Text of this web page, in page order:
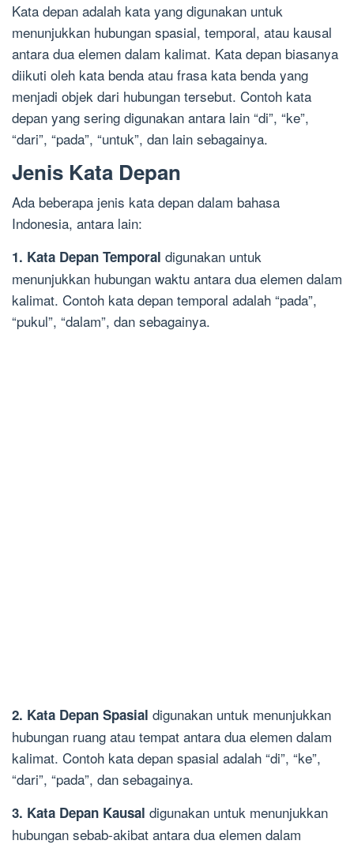
Kata depan adalah kata yang digunakan untuk
menunjukkan hubungan spasial, temporal, atau kausal
antara dua elemen dalam kalimat. Kata depan biasanya
diikuti oleh kata benda atau frasa kata benda yang
menjadi objek dari hubungan tersebut. Contoh kata
depan yang sering digunakan antara lain “di”, “ke”,
“dari”, “pada”, “untuk”, dan lain sebagainya.
Jenis Kata Depan
Ada beberapa jenis kata depan dalam bahasa
Indonesia, antara lain:
1. Kata Depan Temporal digunakan untuk
menunjukkan hubungan waktu antara dua elemen dalam
kalimat. Contoh kata depan temporal adalah “pada”,
“pukul”, “dalam”, dan sebagainya.
2. Kata Depan Spasial digunakan untuk menunjukkan
hubungan ruang atau tempat antara dua elemen dalam
kalimat. Contoh kata depan spasial adalah “di”, “ke”,
“dari”, “pada”, dan sebagainya.
3. Kata Depan Kausal digunakan untuk menunjukkan
hubungan sebab-akibat antara dua elemen dalam